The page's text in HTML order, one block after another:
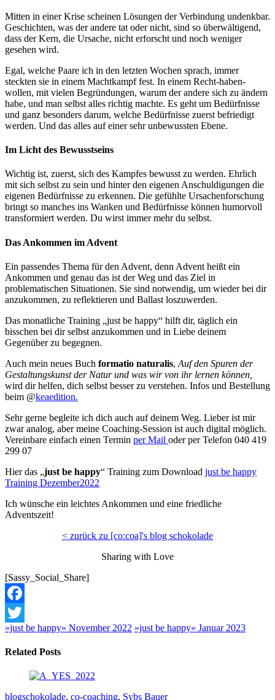
Mitten in einer Krise scheinen Lösungen der Verbindung undenkbar.
Geschichten, was der andere tat oder nicht, sind so überwältigend,
dass der Kern, die Ursache, nicht erforscht und noch weniger
gesehen wird.
Egal, welche Paare ich in den letzten Wochen sprach, immer
steckten sie in einem Machtkampf fest. In einem Recht-haben-
wollen, mit vielen Begründungen, warum der andere sich zu ändern
habe, und man selbst alles richtig machte. Es geht um Bedürfnisse
und ganz besonders darum, welche Bedürfnisse zuerst befriedigt
werden. Und das alles auf einer sehr unbewussten Ebene.
Im Licht des Bewusstseins
Wichtig ist, zuerst, sich des Kampfes bewusst zu werden. Ehrlich
mit sich selbst zu sein und hinter den eigenen Anschuldigungen die
eigenen Bedürfnisse zu erkennen. Die gefühlte Ursachenforschung
bringt so manches ins Wanken und Bedürfnisse können humorvoll
transformiert werden. Du wirst immer mehr du selbst.
Das Ankommen im Advent
Ein passendes Thema für den Advent, denn Advent heißt ein
Ankommen und genau das ist der Weg und das Ziel in
problematischen Situationen. Sie sind notwendig, um wieder bei dir
anzukommen, zu reflektieren und Ballast loszuwerden.
Das monatliche Training „just be happy“ hilft dir, täglich ein
bisschen bei dir selbst anzukommen und in Liebe deinem
Gegenüber zu begegnen.
Auch mein neues Buch formatio naturalis, Auf den Spuren der
Gestaltungskunst der Natur und was wir von ihr lernen können,
wird dir helfen, dich selbst besser zu verstehen. Infos und Bestellung
beim @keaedition.
Sehr gerne begleite ich dich auch auf deinem Weg. Lieber ist mir
zwar analog, aber meine Coaching-Session ist auch digital möglich.
Vereinbare einfach einen Termin per Mail oder per Telefon 040 419
299 07
Hier das „just be happy“ Training zum Download just be happy
Training Dezember2022
Ich wünsche ein leichtes Ankommen und eine friedliche
Adventszeit!
< zurück zu [co:coa]'s blog schokolade
Sharing with Love
[Sassy_Social_Share]
Facebook
Twitter
»just be happy« November 2022 »just be happy« Januar 2023
Related Posts
blogschokolade, co-coaching, Sybs Bauer